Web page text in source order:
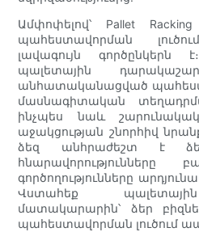
Ամփոփելով՝ Pallet
պահեստավորման
լավագույն գործընկերն
պալետային
անհատականացված
մասնագիտական
ինչպես նաև
աջակցության շնորհիվ
ձեզ անհրաժեշտ է
հնարավորությունները
գործողությունները
Վստահեք
մատակարարին՝ ձեր
պահեստավորման լուծում